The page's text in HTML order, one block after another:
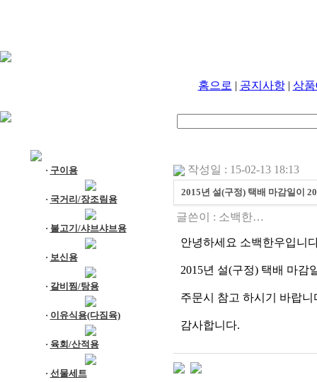
홈으로 | 공지사항| 상
· 구이용
· 국거리/장조림용
· 불고기/샤브샤브용
· 보신용
· 갈비찜/탕용
· 이유식용(다짐육)
· 육회/산적용
· 선물세트
작성일 : 15-02-13 18:13
2015년 설(구정) 택배 마감일이
글쓴이 : 소백한…
안녕하세요 소백한우입니
2015년 설(구정) 택배 마감
주문시 참고 하시기 바랍니
감사합니다.